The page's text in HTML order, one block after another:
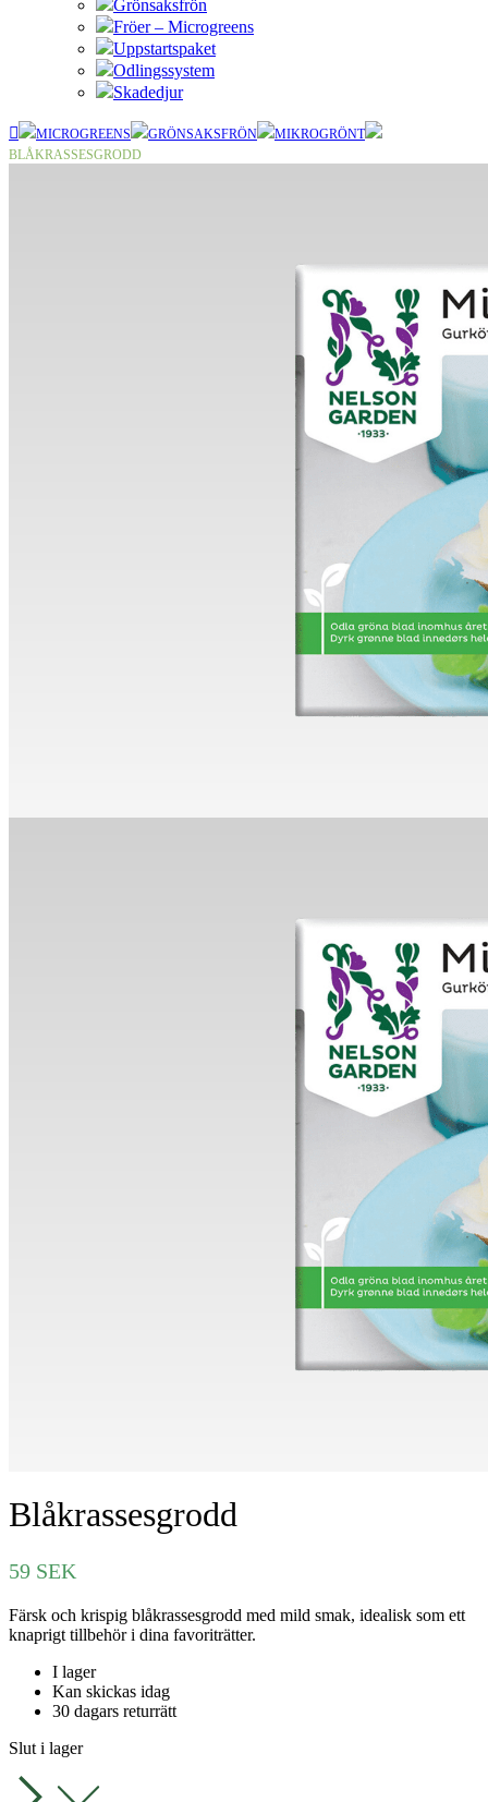
Grönsaksfrön
Fröer – Microgreens
Uppstartspaket
Odlingssystem
Skadedjur
MICROGREENS GRÖNSAKSFRÖN
MIKROGRÖNT
BLÅKRASSESGRODD
Blåkrassesgrodd
59 SEK
Färsk och krispig blåkrassesgrodd med mild smak, idealisk som ett
knaprigt tillbehör i dina favoriträtter.
I lager
Kan skickas idag
30 dagars returrätt
Slut i lager